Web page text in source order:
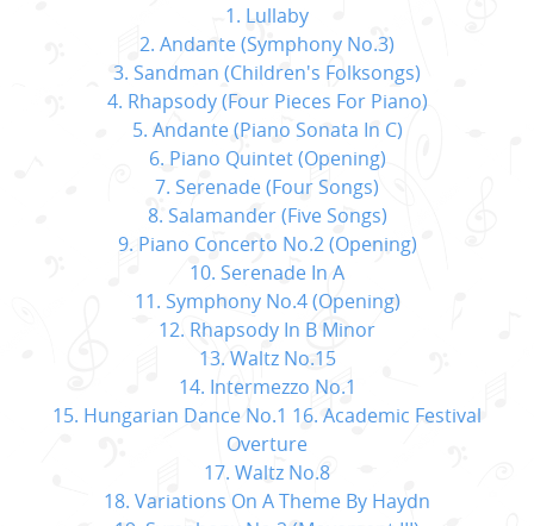
1. Lullaby
2. Andante (Symphony No.3)
3. Sandman (Children's Folksongs)
4. Rhapsody (Four Pieces For Piano)
5. Andante (Piano Sonata In C)
6. Piano Quintet (Opening)
7. Serenade (Four Songs)
8. Salamander (Five Songs)
9. Piano Concerto No.2 (Opening)
10. Serenade In A
11. Symphony No.4 (Opening)
12. Rhapsody In B Minor
13. Waltz No.15
14. Intermezzo No.1
15. Hungarian Dance No.1 16. Academic Festival
Overture
17. Waltz No.8
18. Variations On A Theme By Haydn